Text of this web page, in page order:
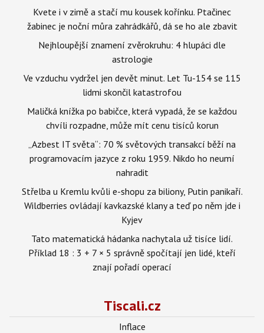
Kvete i v zimě a stačí mu kousek kořínku. Ptačinec
žabinec je noční můra zahrádkářů, dá se ho ale zbavit
Nejhloupější znamení zvěrokruhu: 4 hlupáci dle
astrologie
Ve vzduchu vydržel jen devět minut. Let Tu-154 se 115
lidmi skončil katastrofou
Maličká knížka po babičce, která vypadá, že se každou
chvíli rozpadne, může mít cenu tisíců korun
„Azbest IT světa“: 70 % světových transakcí běží na
programovacím jazyce z roku 1959. Nikdo ho neumí
nahradit
Střelba u Kremlu kvůli e-shopu za biliony, Putin panikaří.
Wildberries ovládají kavkazské klany a teď po něm jde i
Kyjev
Tato matematická hádanka nachytala už tisíce lidí.
Příklad 18 : 3 + 7 × 5 správně spočítají jen lidé, kteří
znají pořadí operací
Tiscali.cz
Inflace